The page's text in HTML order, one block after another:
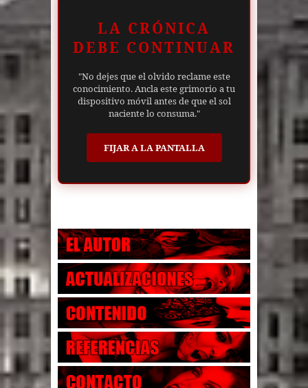
LA CRÓNICA
DEBE CONTINUAR
"No dejes que el olvido reclame este
conocimiento. Ancla este grimorio a tu
dispositivo móvil antes de que el sol
naciente lo consuma."
FIJAR A LA PANTALLA